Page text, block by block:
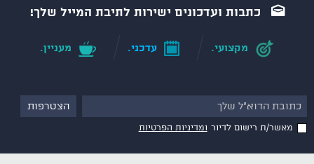
כתבות ועדכונים ישירות לתיבת המייל שלך!
מקצועי. עדכני. מעניין.
מאשר/ת רישום לדיור ומדיניות הפרטיות